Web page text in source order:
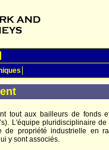
tout aux bailleurs de fonds
L'équipe pluridisciplinaire de
de propriété industrielle en
y sont associés.